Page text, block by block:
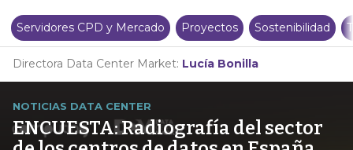
Servidores CPD y Mercado Proyectos Sostenibilidad
Directora Data Center Market: Lucía Bonilla
NOTICIAS DATA CENTER
ENCUESTA: Radiografía del sector